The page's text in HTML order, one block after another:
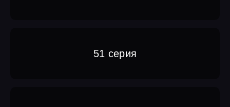
51 серия